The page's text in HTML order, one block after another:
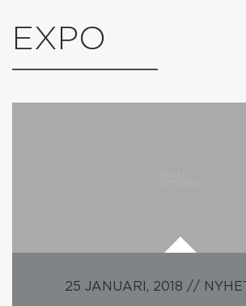
EXPO
25 JANUARI, 2018 // NYHET